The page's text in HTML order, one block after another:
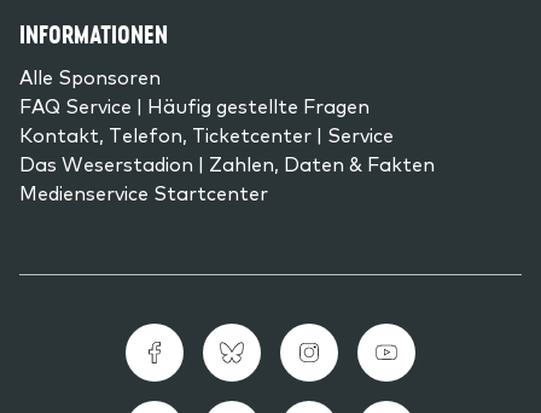
INFORMATIONEN
Alle Sponsoren
FAQ Service | Häufig gestellte Fragen
Kontakt, Telefon, Ticketcenter | Service
Das Weserstadion | Zahlen, Daten & Fakten
Medienservice Startcenter